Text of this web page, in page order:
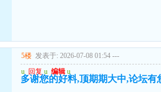
5楼 发表于: 2026-07-08 01:54 ---
u 回复 u 编辑 u
多谢您的好料,顶期期大中,论坛有